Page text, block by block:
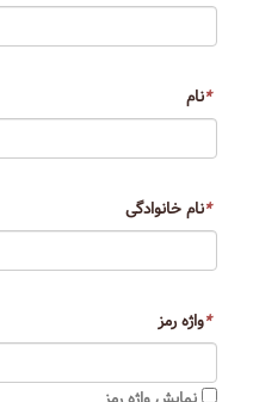
*نام
*نام خانوادگی
*واژه رمز